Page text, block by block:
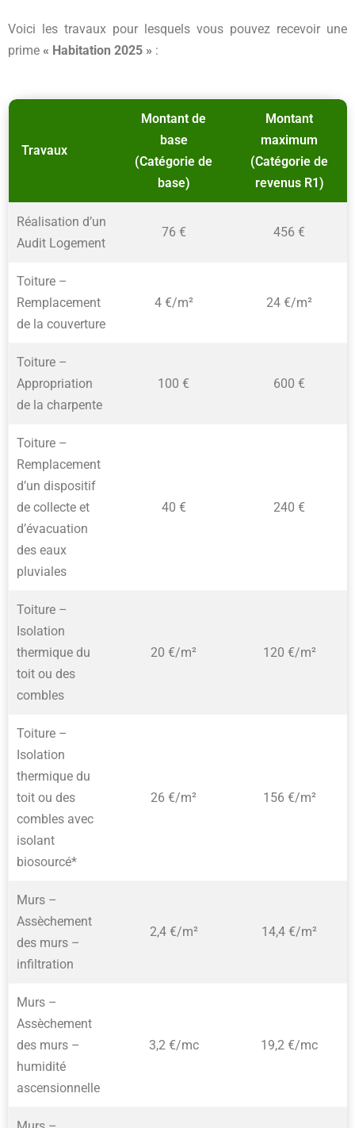
Voici les travaux pour lesquels vous pouvez recevoir une
prime « Habitation 2025 » :
Travaux
Montant de
base
(Catégorie de
base)
Montant
maximum
(Catégorie de
revenus R1)
Réalisation d’un
Audit Logement
76 € 456 €
Toiture –
Remplacement
de la couverture
4 €/m² 24 €/m²
Toiture –
Appropriation
de la charpente
100 € 600 €
Toiture –
Remplacement
d’un dispositif
de collecte et
d’évacuation
des eaux
pluviales
40 € 240 €
Toiture –
Isolation
thermique du
toit ou des
combles
20 €/m² 120 €/m²
Toiture –
Isolation
thermique du
toit ou des
combles avec
isolant
biosourcé*
26 €/m² 156 €/m²
Murs –
Assèchement
des murs –
infiltration
2,4 €/m² 14,4 €/m²
Murs –
Assèchement
des murs –
humidité
ascensionnelle
3,2 €/mc 19,2 €/mc